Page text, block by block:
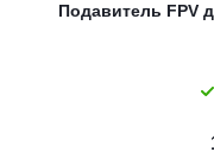
Подавитель FPV